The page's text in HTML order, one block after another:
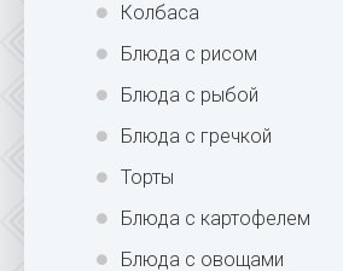
Колбаса
Блюда с рисом
Блюда с рыбой
Блюда с гречкой
Торты
Блюда с картофелем
Блюда с овощами